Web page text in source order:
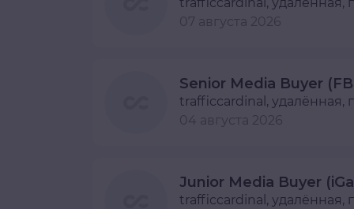
07 августа 2026
Senior Media Buyer
trafficcardinal , удалённая,
04 августа 2026
Junior Media Buyer
trafficcardinal , удалённая,